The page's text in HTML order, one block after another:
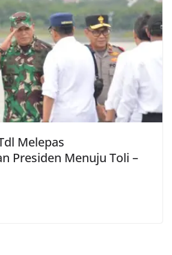
Melepas
Presiden Menuju Toli –